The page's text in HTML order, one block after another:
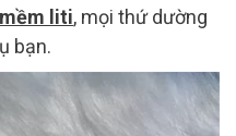
liti, mọi thứ dường
bạn.